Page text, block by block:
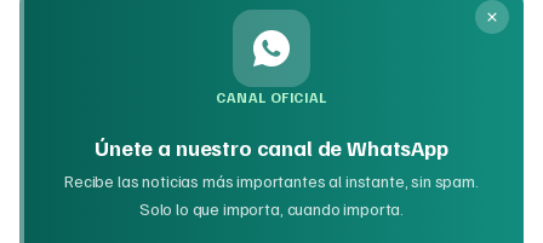
CANAL OFICIAL
Únete a nuestro canal de WhatsApp
Recibe las noticias más importantes al instante, sin spam.
Solo lo que importa, cuando importa.